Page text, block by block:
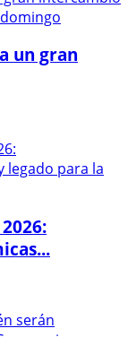
un gran